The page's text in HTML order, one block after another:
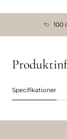
100
Specifikationer